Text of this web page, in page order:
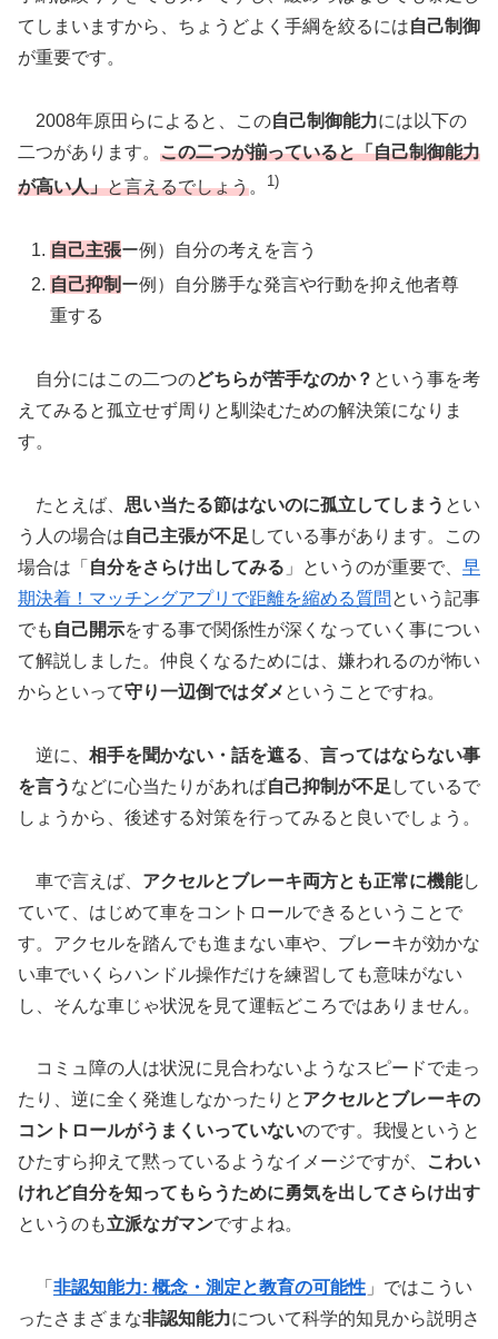
てしまいますから、ちょうどよく手綱を絞るには自己制御
が重要です。
2008年原田らによると、この自己制御能力には以下の
二つがあります。 この二つが揃っていると「自己制御能力
が高い人」と言えるでしょう。 1)
自己主張ー例）自分の考えを言う
自己抑制 ー例）自分勝手な発言や行動を抑え他者尊
重する
自分にはこの二つのどちらが苦手なのか？ という事を考
えてみると孤立せず周りと馴染むための解決策になりま
す。
たとえば、 思い当たる節はないのに孤立してしまう とい
う人の場合は自己主張が不足 している事があります。この
場合は「 自分をさらけ出してみる 」というのが重要で、 早
期決着！マッチングアプリで距離を縮める質問 という記事
でも 自己開示をする事で関係性が深くなっていく事につい
て解説しました。仲良くなるためには、嫌われるのが怖い
からといって守り一辺倒ではダメ ということですね。
逆に、 相手を聞かない・話を遮る
言ってはならない事
を言う などに心当たりがあれば自己抑制が不足 しているで
しょうから、後述する対策を行ってみると良いでしょう。
車で言えば、 アクセルとブレーキ両方とも正常に機能し
ていて、はじめて車をコントロールできるということで
す。アクセルを踏んでも進まない車や、ブレーキが効かな
い車でいくらハンドル操作だけを練習しても意味がない
し、そんな車じゃ状況を見て運転どころではありません。
コミュ障の人は状況に見合わないようなスピードで走っ
たり、逆に全く発進しなかったりと アクセルとブレーキの
コントロールがうまくいっていないのです。我慢というと
ひたすら抑えて黙っているようなイメージですが、
こわい
けれど自分を知ってもらうために勇気を出してさらけ出す
というのも立派なガマンですよね。
「 非認知能力: 概念・測定と教育の可能性 」ではこうい
ったさまざまな非認知能力について科学的知見から説明さ